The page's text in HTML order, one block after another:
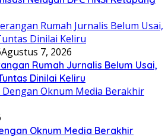
Agustus 7, 2026
Rumah Jurnalis Belum Usai,
Dinilai Keliru
Oknum Media Berakhir